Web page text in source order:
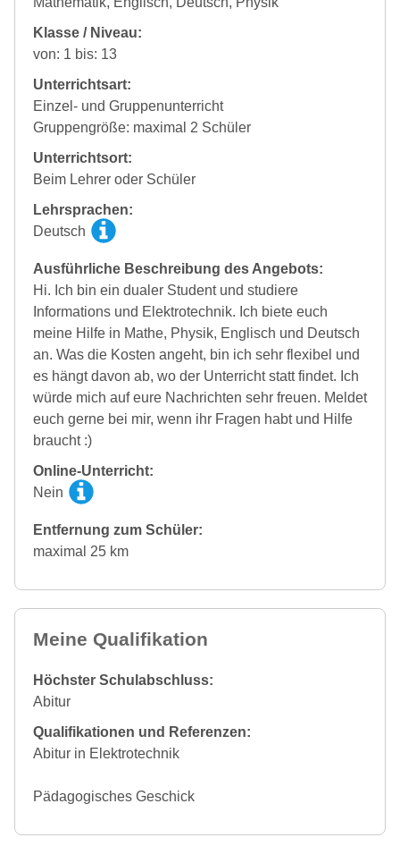
Klasse / Niveau:
von: 1 bis: 13
Unterrichtsart:
Einzel- und Gruppenunterricht
Gruppengröße: maximal 2 Schüler
Unterrichtsort:
Beim Lehrer oder Schüler
Lehrsprachen:
Deutsch
Ausführliche Beschreibung des Angebots:
Hi. Ich bin ein dualer Student und studiere
Informations und Elektrotechnik. Ich biete euch
meine Hilfe in Mathe, Physik, Englisch und Deutsch
an. Was die Kosten angeht, bin ich sehr flexibel und
es hängt davon ab, wo der Unterricht statt findet. Ich
würde mich auf eure Nachrichten sehr freuen. Meldet
euch gerne bei mir, wenn ihr Fragen habt und Hilfe
braucht :)
Online-Unterricht:
Nein
Entfernung zum Schüler:
maximal 25 km
Meine Qualifikation
Höchster Schulabschluss:
Abitur
Qualifikationen und Referenzen:
Abitur in Elektrotechnik
Pädagogisches Geschick